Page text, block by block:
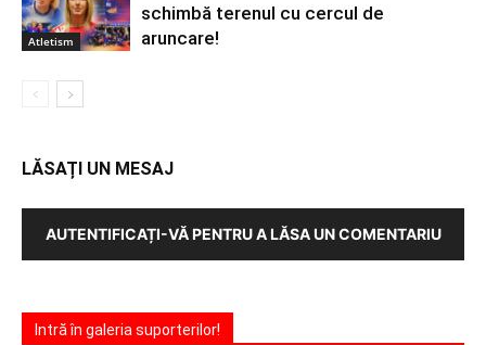
Atletism
schimbă terenul cu cercul de
aruncare!
LĂSAȚI UN MESAJ
AUTENTIFICAȚI-VĂ PENTRU A LĂSA UN COMENTARIU
Intră în galeria suporterilor!